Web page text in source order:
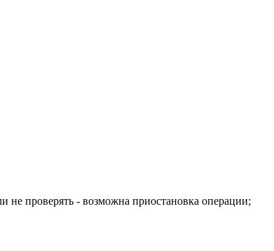
не проверять - возможна приостановка операции;